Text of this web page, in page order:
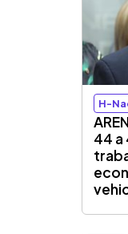
H-
44 a